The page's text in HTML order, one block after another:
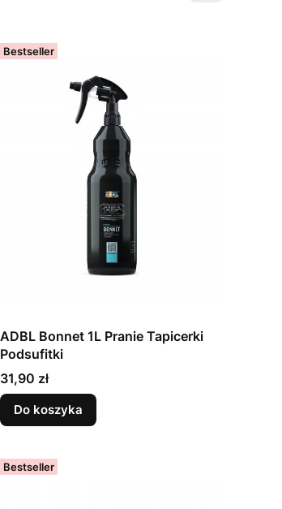
Bestseller
ADBL Bonnet 1L Pranie Tapicerki
Podsufitki
Cena
31,90 zł
Do koszyka
Bestseller